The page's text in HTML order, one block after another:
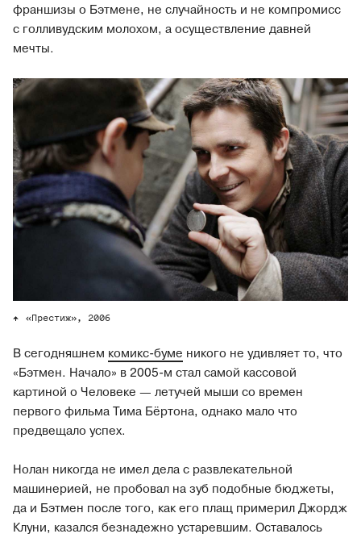
франшизы о Бэтмене, не случайность и не компромисс
с голливудским молохом, а осуществление давней
мечты.
«Престиж», 2006
В сегодняшнем комикс-буме никого не удивляет то, что
«Бэтмен. Начало» в 2005-м стал самой кассовой
картиной о Человеке — летучей мыши со времен
первого фильма Тима Бёртона, однако мало что
предвещало успех.
Нолан никогда не имел дела с развлекательной
машинерией, не пробовал на зуб подобные бюджеты,
да и Бэтмен после того, как его плащ примерил Джордж
Клуни, казался безнадежно устаревшим. Оставалось